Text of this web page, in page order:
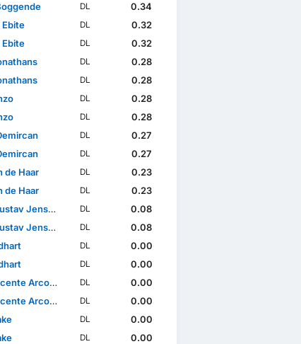
DL
0.34
Ebite
DL
0.32
Ebite
DL
0.32
DL
0.28
DL
0.28
DL
0.28
DL
0.28
DL
0.27
DL
0.27
de Haar
DL
0.23
de Haar
DL
0.23
Jensen
DL
0.08
Jensen
DL
0.08
DL
0.00
DL
0.00
Arcos Sundqvist
DL
0.00
Arcos Sundqvist
DL
0.00
DL
0.00
DL 0.00